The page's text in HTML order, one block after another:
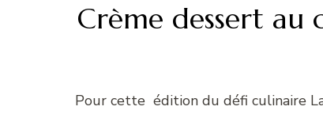
Crème dessert
Pour cette édition du défi culinaire